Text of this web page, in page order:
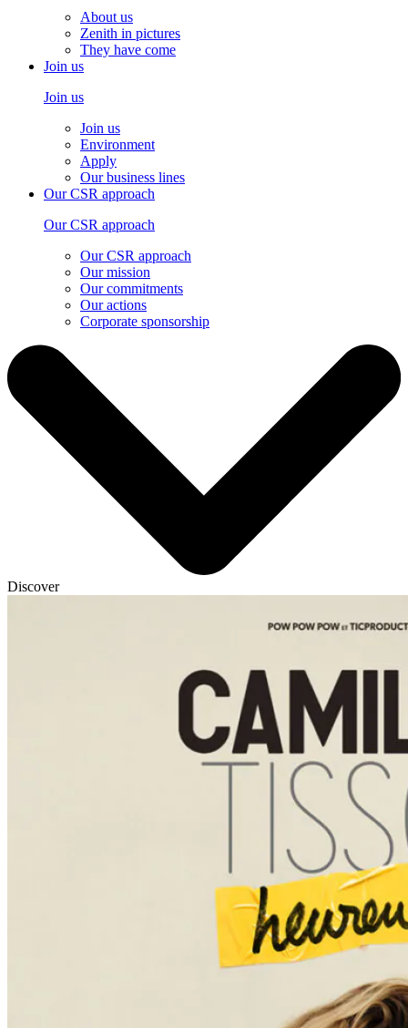
About us
Zenith in pictures
They have come
Join us
Join us
Join us
Environment
Apply
Our business lines
Our CSR approach
Our CSR approach
Our CSR approach
Our mission
Our commitments
Our actions
Corporate sponsorship
Discover